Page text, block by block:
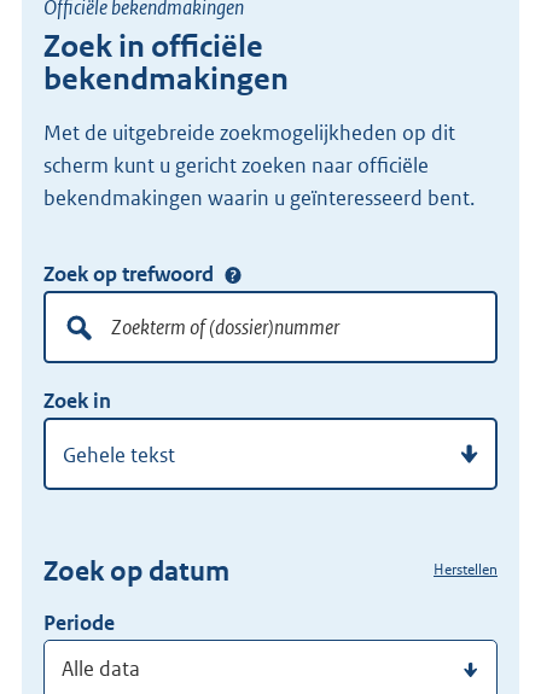
Zoek in officiële
bekendmakingen
Officiële bekendmakingen
Met de uitgebreide zoekmogelijkheden op dit
scherm kunt u gericht zoeken naar officiële
bekendmakingen waarin u geïnteresseerd bent.
Doorzoek
alle
lokale
wet-
en
regelgeving
Zoek op trefwoord
of
(dossier)nummer
hier
uw
in
Zoek in
Zoek op datum
Periode
Herstellen